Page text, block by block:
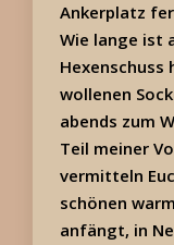
Ankerplatz
Wie lange ist
Hexenschuss
wollenen
abends zum
Teil meiner
vermitteln
schönen
anfängt, in